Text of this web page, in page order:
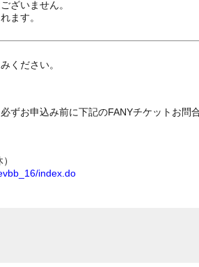
ざいません。
ます。
ください。
ずお申込み前に下記のFANYチケットお問
index.do